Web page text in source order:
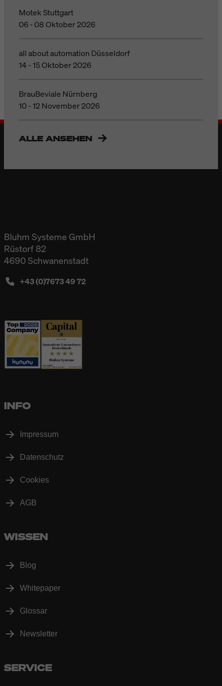
Motek Stuttgart
06 - 08 Oktober 2026
all about automation Düsseldorf
14 - 15 Oktober 2026
BrauBeviale Nürnberg
10 - 12 November 2026
ALLE ANSEHEN
Bluhm Systeme GmbH
Rüstorf 82
4690 Schwanenstadt
+43 (0)7673 49 72
INFO
Impressum
Datenschutz
Cookies
AGB
WISSEN
Blog
Whitepaper
Glossar
Newsletter
SERVICE